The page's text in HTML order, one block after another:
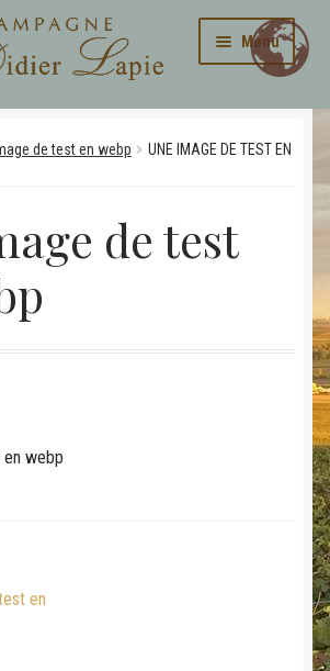
Menu
Ouvrir
le
de nos produits
de test en webp
UNE IMAGE DE TEST EN
de test
webp
en